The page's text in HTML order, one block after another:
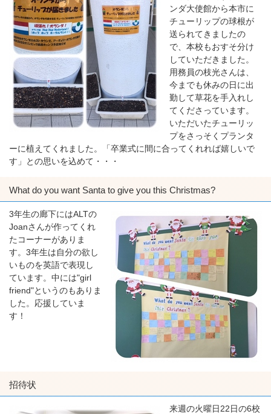
ンダ大使館から本市に
チューリップの球根が
送られてきましたの
で、本校もおすそ分け
していただきました。
用務員の枝光さんは、
今までも休みの日に出
勤して草花を手入れし
てくださっています。
いただいたチューリッ
プをさっそくプランタ
ーに植えてくれました。「卒業式に間に合ってくれれば嬉しいで
す」との思いを込めて・・・
What do you want Santa to give you this Christmas?
3年生の廊下にはALTの
Joanさんが作ってくれ
たコーナーがありま
す。3年生は自分の欲し
いものを英語で表現し
ています。中には"girl
friend"というのもありま
した。応援していま
す！
招待状
来週の火曜日22日の6校